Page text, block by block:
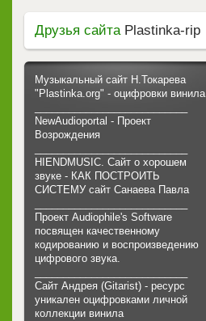
Друзья сайтаPlastinka-rip
Музыкальный сайт Н.Токарева
"Plastinka.org" - оцифровки винила
NewAudioportal - Проект
Возрождения
HIENDMUSIC. Сайт о хорошем
звуке - КАК ПОСТРОИТЬ
СИСТЕМУ сайт Санаева Павла
Проект Audiophile's Software
посвящен качественному
кодированию и воспроизведению
цифрового звука.
Сайт Андрея (Gitarist) - ресурс
уникален оцифровками личной
коллекции винила